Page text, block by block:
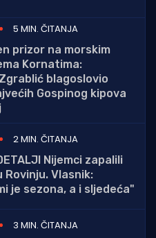
5 MIN. ČITANJA
prizor na morskim
Kornatima:
blagoslovio
Gospinog kipova
2 MIN. ČITANJA
Nijemci zapalili
Rovinju. Vlasnik:
je sezona, a i sljedeća"
3 MIN. ČITANJA